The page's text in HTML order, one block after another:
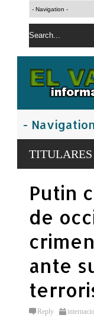
TITULARES
Putin
de
ante
Reply